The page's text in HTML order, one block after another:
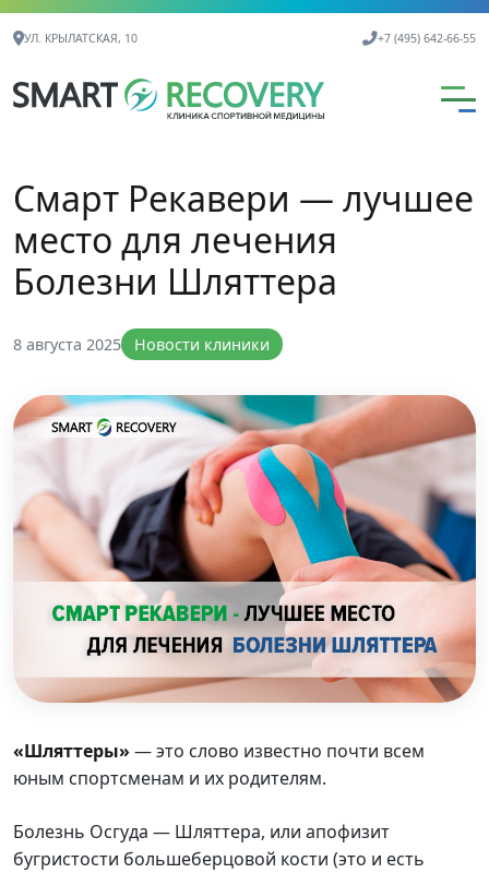
Контактная информация
УЛ. КРЫЛАТСКАЯ, 10 +7 (495) 642-66-55
Смарт Рекавери — лучшее
место для лечения
Болезни Шляттера
8 августа 2025 Новости клиники
«Шляттеры» — это слово известно почти всем
юным спортсменам и их родителям.
Болезнь Осгуда — Шляттера, или апофизит
бугристости большеберцовой кости (это и есть